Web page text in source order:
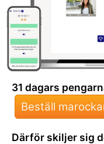
31 dagars
Beställ
Därför skiljer sig